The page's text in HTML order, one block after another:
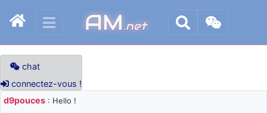
AM.net
chat
connectez-vous !
d9pouces : Hello !